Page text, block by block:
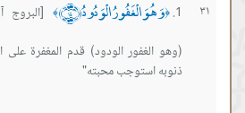
٣١ ﴿وَهُوَ الْغَفُورُ الْوَدُودُ ﴿١٤﴾ ﴾
[البروج
(وهو الغفور الودود) قدم المغفرة على
ذنوبه استوجب محبته"